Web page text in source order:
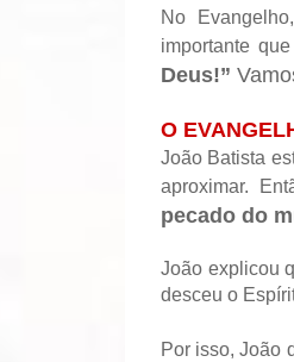
No
importante
Deus!”
O
João Batista
aproximar.
pecado do
João explicou
desceu o
Por isso, João